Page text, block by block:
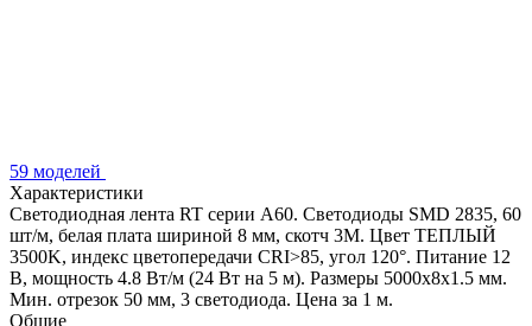
59 моделей
Характеристики
Светодиодная лента RT серии A60. Светодиоды SMD 2835, 60
шт/м, белая плата шириной 8 мм, скотч 3M. Цвет ТЕПЛЫЙ
3500K, индекс цветопередачи CRI>85, угол 120°. Питание 12
В, мощность 4.8 Вт/м (24 Вт на 5 м). Размеры 5000x8x1.5 мм.
Мин. отрезок 50 мм, 3 светодиода. Цена за 1 м.
Общие